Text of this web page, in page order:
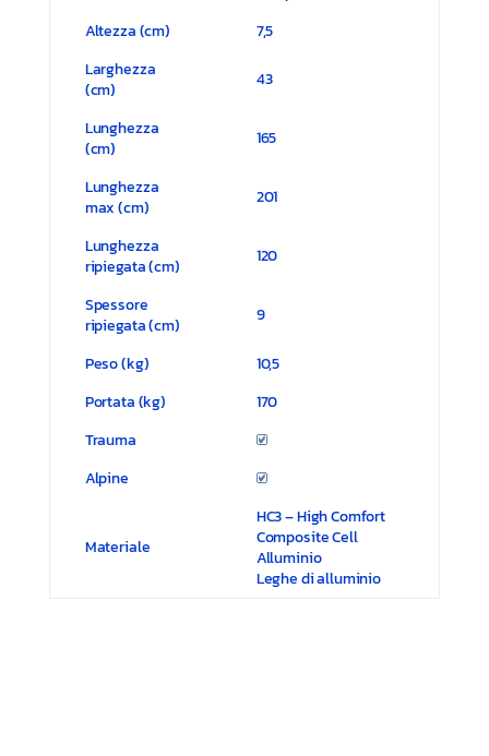
Altezza (cm)
7,5
Larghezza
(cm)
43
Lunghezza
(cm)
165
Lunghezza
max (cm)
201
Lunghezza
ripiegata (cm)
120
Spessore
ripiegata (cm)
9
Peso (kg)
10,5
Portata (kg)
170
Trauma
Alpine
Materiale
HC3 – High Comfort
Composite Cell
Alluminio
Leghe di alluminio